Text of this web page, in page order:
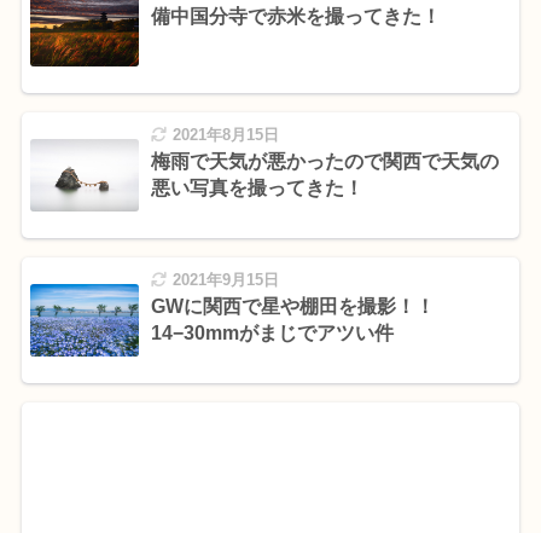
備中国分寺で赤米を撮ってきた！
2021年8月15日
梅雨で天気が悪かったので関西で天気の
悪い写真を撮ってきた！
2021年9月15日
GWに関西で星や棚田を撮影！！
14−30mmがまじでアツい件